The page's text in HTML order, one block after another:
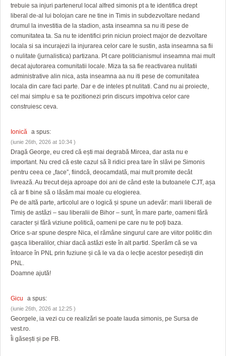
trebuie sa injuri partenerul local alfred simonis pt a te identifica drept
liberal de-al lui bolojan care ne tine in Timis in subdezvoltare nedand
drumul la investitia de la stadion, asta inseamna sa nu iti pese de
comunitatea ta. Sa nu te identifici prin niciun proiect major de dezvoltare
locala si sa incurajezi la injurarea celor care le sustin, asta inseamna sa fii
o nulitate (jurnalistica) partizana. Pt care politicianismul inseamna mai mult
decat ajutorarea comunitatii locale. Miza ta sa fie reactivarea nulitatii
administrative alin nica, asta inseamna aa nu iti pese de comunitatea
locala din care faci parte. Dar e de inteles pt nulitati. Cand nu ai proiecte,
cel mai simplu e sa te pozitionezi prin discurs impotriva celor care
construiesc ceva.
Ionică a spus:
(iunie 26th, 2026 at 10:34 )
Dragă George, eu cred că ești mai degrabă Mircea, dar asta nu e
important. Nu cred că este cazul să îl ridici prea tare în slăvi pe Simonis
pentru ceea ce „face”, fiindcă, deocamdată, mai mult promite decât
livrează. Au trecut deja aproape doi ani de când este la butoanele CJT, așa
că ar fi bine să o lăsăm mai moale cu elogierea.
Pe de altă parte, articolul are o logică și spune un adevăr: marii liberali de
Timiș de astăzi – sau liberalii de Bihor – sunt, în mare parte, oameni fără
caracter și fără viziune politică, oameni pe care nu te poți baza.
Orice s-ar spune despre Nica, el rămâne singurul care are viitor politic din
gașca liberalilor, chiar dacă astăzi este în alt partid. Sperăm că se va
întoarce în PNL prin fuziune și că le va da o lecție acestor pesediști din
PNL.
Doamne ajută!
Gicu a spus:
(iunie 26th, 2026 at 12:25 )
Georgele, ia vezi cu ce realizări se poate lauda simonis, pe Sursa de
vest.ro.
Îi găsești și pe FB.